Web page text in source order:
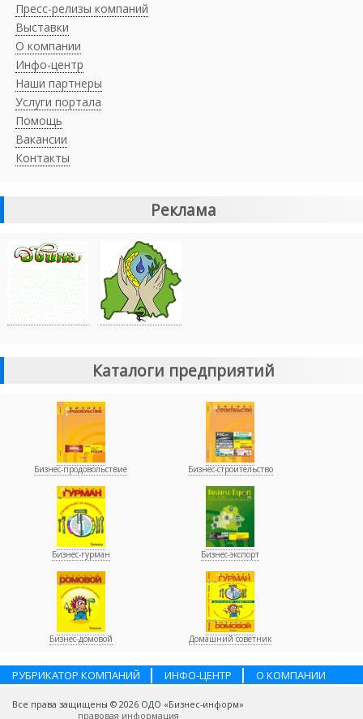
Пресс-релизы компаний
Выставки
О компании
Инфо-центр
Наши партнеры
Услуги портала
Помощь
Вакансии
Контакты
Реклама
Каталоги предприятий
Бизнес-продовольствие Бизнес-строительство
Бизнес-гурман Бизнес-экспорт
Бизнес-домовой Домашний советник
РУБРИКАТОР КОМПАНИЙ ИНФО-ЦЕНТР
О КОМПАНИИ
Все права защищены © 2026 ОДО «Бизнес-информ»
правовая информация